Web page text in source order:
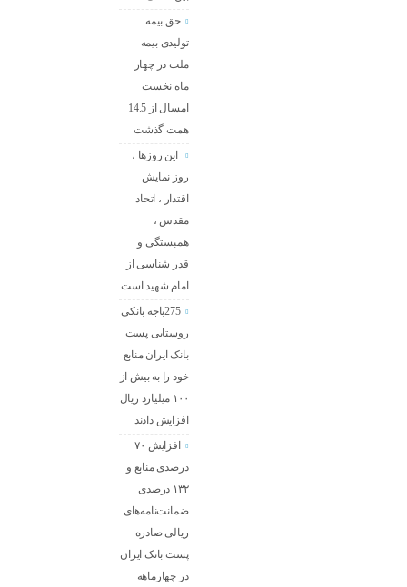
حق بیمه
تولیدی بیمه
ملت در چهار
ماه نخست
امسال از 14.5
همت گذشت
این روزها ،
روز نمایش
اقتدار ، اتحاد
مقدس ،
همبستگی و
قدر شناسی از
امام شهید است
275باجه بانکی
روستایی پست
بانک ایران منابع
خود را به بیش از
۱۰۰ میلیارد ریال
افزایش دادند
افزایش ۷۰
درصدی منابع و
۱۳۲ درصدی
ضمانت‌نامه‌های
ریالی صادره
پست بانک ایران
در چهارماهه